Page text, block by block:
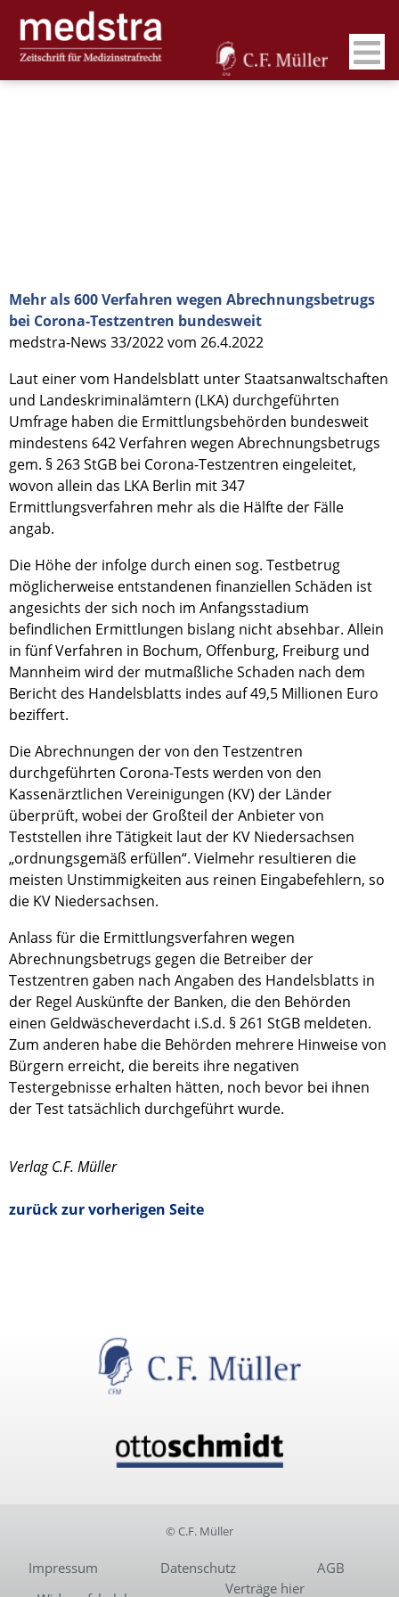
Mehr als 600 Verfahren wegen Abrechnungsbetrugs
bei Corona-Testzentren bundesweit
medstra-News 33/2022 vom 26.4.2022
Laut einer vom Handelsblatt unter Staatsanwaltschaften
und Landeskriminalämtern (LKA) durchgeführten
Umfrage haben die Ermittlungsbehörden bundesweit
mindestens 642 Verfahren wegen Abrechnungsbetrugs
gem. § 263 StGB bei Corona-Testzentren eingeleitet,
wovon allein das LKA Berlin mit 347
Ermittlungsverfahren mehr als die Hälfte der Fälle
angab.
Die Höhe der infolge durch einen sog. Testbetrug
möglicherweise entstandenen finanziellen Schäden ist
angesichts der sich noch im Anfangsstadium
befindlichen Ermittlungen bislang nicht absehbar. Allein
in fünf Verfahren in Bochum, Offenburg, Freiburg und
Mannheim wird der mutmaßliche Schaden nach dem
Bericht des Handelsblatts indes auf 49,5 Millionen Euro
beziffert.
Die Abrechnungen der von den Testzentren
durchgeführten Corona-Tests werden von den
Kassenärztlichen Vereinigungen (KV) der Länder
überprüft, wobei der Großteil der Anbieter von
Teststellen ihre Tätigkeit laut der KV Niedersachsen
„ordnungsgemäß erfüllen“. Vielmehr resultieren die
meisten Unstimmigkeiten aus reinen Eingabefehlern, so
die KV Niedersachsen.
Anlass für die Ermittlungsverfahren wegen
Abrechnungsbetrugs gegen die Betreiber der
Testzentren gaben nach Angaben des Handelsblatts in
der Regel Auskünfte der Banken, die den Behörden
einen Geldwäscheverdacht i.S.d. § 261 StGB meldeten.
Zum anderen habe die Behörden mehrere Hinweise von
Bürgern erreicht, die bereits ihre negativen
Testergebnisse erhalten hätten, noch bevor bei ihnen
der Test tatsächlich durchgeführt wurde.
Verlag C.F. Müller
zurück zur vorherigen Seite
© C.F. Müller
Impressum Datenschutz
AGB
Verträge hier